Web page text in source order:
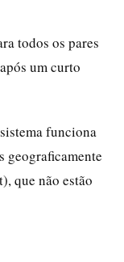
todos os pares
um curto
funciona
geograficamente
que não estão